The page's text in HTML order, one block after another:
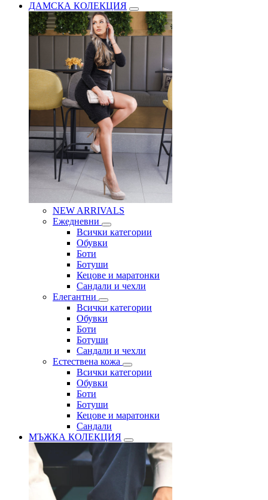
ДАМСКА КОЛЕКЦИЯ
NEW ARRIVALS
Ежедневни
Всички категории
Обувки
Боти
Ботуши
Кецове и маратонки
Сандали и чехли
Елегантни
Всички категории
Обувки
Боти
Ботуши
Сандали и чехли
Естествена кожа
Всички категории
Обувки
Боти
Ботуши
Кецове и маратонки
Сандали
МЪЖКА КОЛЕКЦИЯ